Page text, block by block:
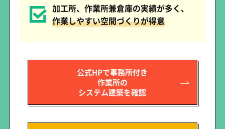
加工所、作業所兼倉庫の実績が多く、
作業しやすい空間づくりが得意
公式HPで事務所付き
作業所の
システム建築を確認